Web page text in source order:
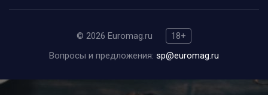
© 2026 Euromag.ru
18+
Вопросы и предложения: sp@euromag.ru